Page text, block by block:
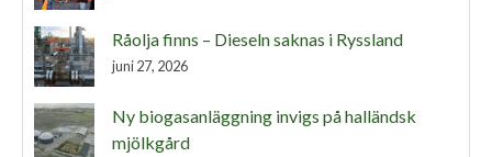
Råolja finns – Dieseln saknas i Ryssland
juni 27, 2026
Ny biogasanläggning invigs på halländsk
mjölkgård